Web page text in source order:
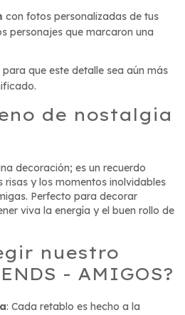
con fotos personalizadas de tus
personajes que marcaron una
para que este detalle sea aún más
de nostalgia
decoración; es un recuerdo
y los momentos inolvidables
Perfecto para decorar
viva la energía y el buen rollo de
nuestro
- AMIGOS?
: Cada retablo es hecho a la